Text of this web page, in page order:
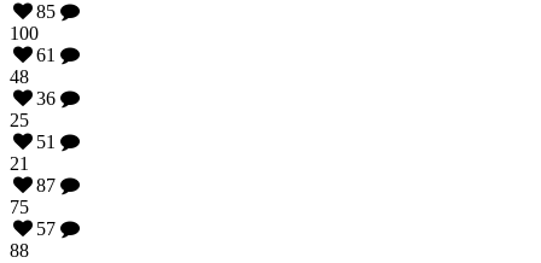
85
100
61
48
36
25
51
21
87
75
57
88